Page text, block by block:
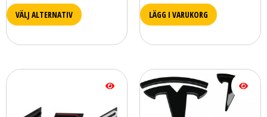
VÄLJ ALTERNATIV LÄGG I VARUKORG
Den
Den
här
produkten